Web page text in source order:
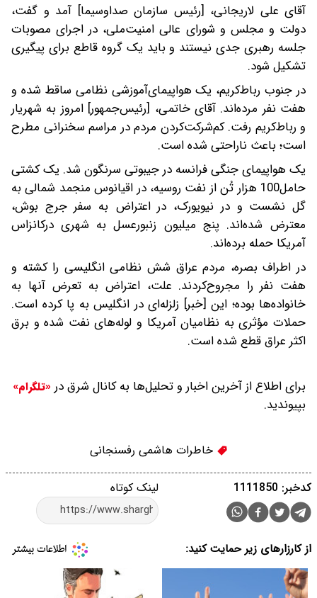
آقای علی لاریجانی، [رئیس سازمان صداوسیما] آمد و گفت،
دولت و مجلس و شورای عالی امنیت‌ملی، در اجرای مصوبات
جلسه رهبری جدی نیستند و باید یک ‌گروه قاطع برای پیگیری
تشکیل شود.
در جنوب رباط‌کریم، یک هواپیمای‌آموزشی نظامی ساقط‌ شده و
هفت نفر مرده‌اند. آقای خاتمی، [رئیس‌جمهور] امروز به شهریار
و رباط‌کریم رفت. کم‌شرکت‌کردن مردم در مراسم سخنرانی مطرح
است؛ باعث ناراحتی شده است.
یک هواپیمای جنگی فرانسه در جیبوتی سرنگون شد. یک ‌کشتی
حامل100 هزار تُن از نفت روسیه، در اقیانوس منجمد شمالی به
گل نشست و در نیویورک، در اعتراض به سفر جرج بوش،
معترض شده‌اند. پنج میلیون زنبورعسل به شهری درکانزاس
آمریکا حمله برده‌اند.
در اطراف بصره، مردم عراق شش نظامی انگلیسی را کشته و
هفت نفر را مجروح‌کردند. علت، اعتراض به تعرض ‌آنها به
خانواده‌ها بوده؛ این [خبر] زلزله‌ای در انگلیس به پا کرده است.
حملات ‌مؤثری به نظامیان‌ آمریکا و لوله‌های نفت ‌شده و برق
اکثر عراق قطع ‌شده است.
برای اطلاع از آخرین اخبار و تحلیل‌ها به کانال شرق در «تلگرام»
بپیوندید.
خاطرات هاشمی رفسنجانی
لینک کوتاه کدخبر: 1111850
از کارزارهای زیر حمایت کنید: